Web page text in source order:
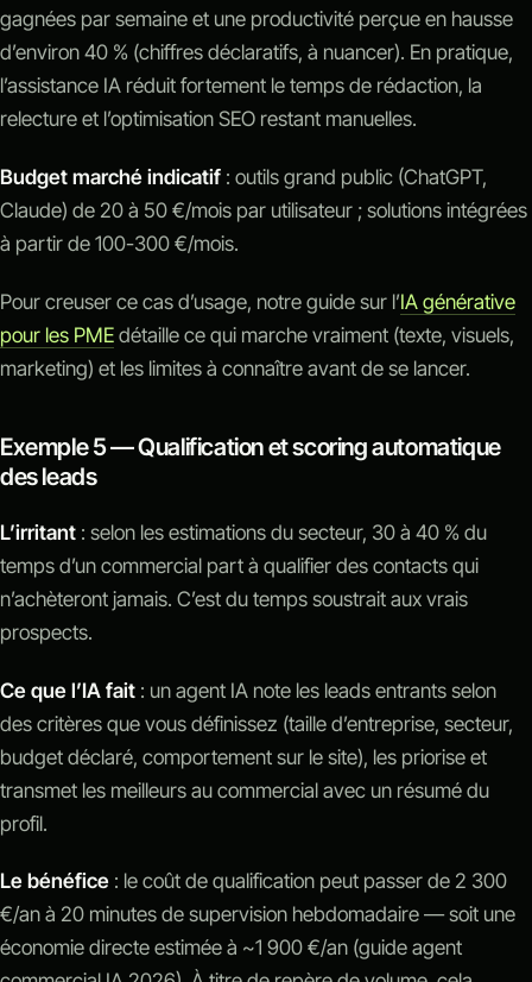
gagnées par semaine et une productivité perçue en hausse
d’environ 40 % (chiffres déclaratifs, à nuancer). En pratique,
l’assistance IA réduit fortement le temps de rédaction, la
relecture et l’optimisation SEO restant manuelles.
Budget marché indicatif : outils grand public (ChatGPT,
Claude) de 20 à 50 €/mois par utilisateur ; solutions intégrées
à partir de 100-300 €/mois.
Pour creuser ce cas d’usage, notre guide sur l’IA générative
pour les PMEdétaille ce qui marche vraiment (texte, visuels,
marketing) et les limites à connaître avant de se lancer.
Exemple 5 — Qualification et scoring automatique
des leads
L’irritant : selon les estimations du secteur, 30 à 40 % du
temps d’un commercial part à qualifier des contacts qui
n’achèteront jamais. C’est du temps soustrait aux vrais
prospects.
Ce que l’IA fait : un agent IA note les leads entrants selon
des critères que vous définissez (taille d’entreprise, secteur,
budget déclaré, comportement sur le site), les priorise et
transmet les meilleurs au commercial avec un résumé du
profil.
Le bénéfice : le coût de qualification peut passer de 2 300
€/an à 20 minutes de supervision hebdomadaire — soit une
économie directe estimée à ~1 900 €/an (guide agent